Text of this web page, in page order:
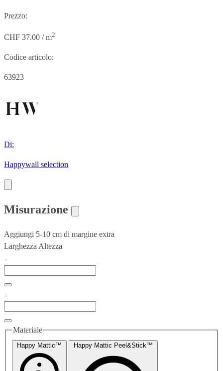
Prezzo:
CHF 37.00 / m2
Codice articolo:
63923
Di:
Happywall selection
Misurazione
Aggiungi 5-10 cm di margine extra
Larghezza Altezza
Materiale
Happy Mattic™ Happy Mattic Peel&Stick™